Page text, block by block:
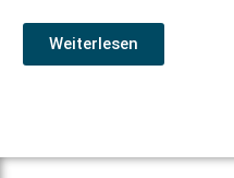
Weiterlesen